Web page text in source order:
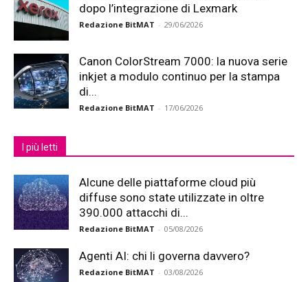
dopo l’integrazione di Lexmark
Redazione BitMAT - 29/06/2026
Canon ColorStream 7000: la nuova serie
inkjet a modulo continuo per la stampa
di...
Redazione BitMAT - 17/06/2026
I più letti
Alcune delle piattaforme cloud più
diffuse sono state utilizzate in oltre
390.000 attacchi di...
Redazione BitMAT - 05/08/2026
Agenti AI: chi li governa davvero?
Redazione BitMAT - 03/08/2026